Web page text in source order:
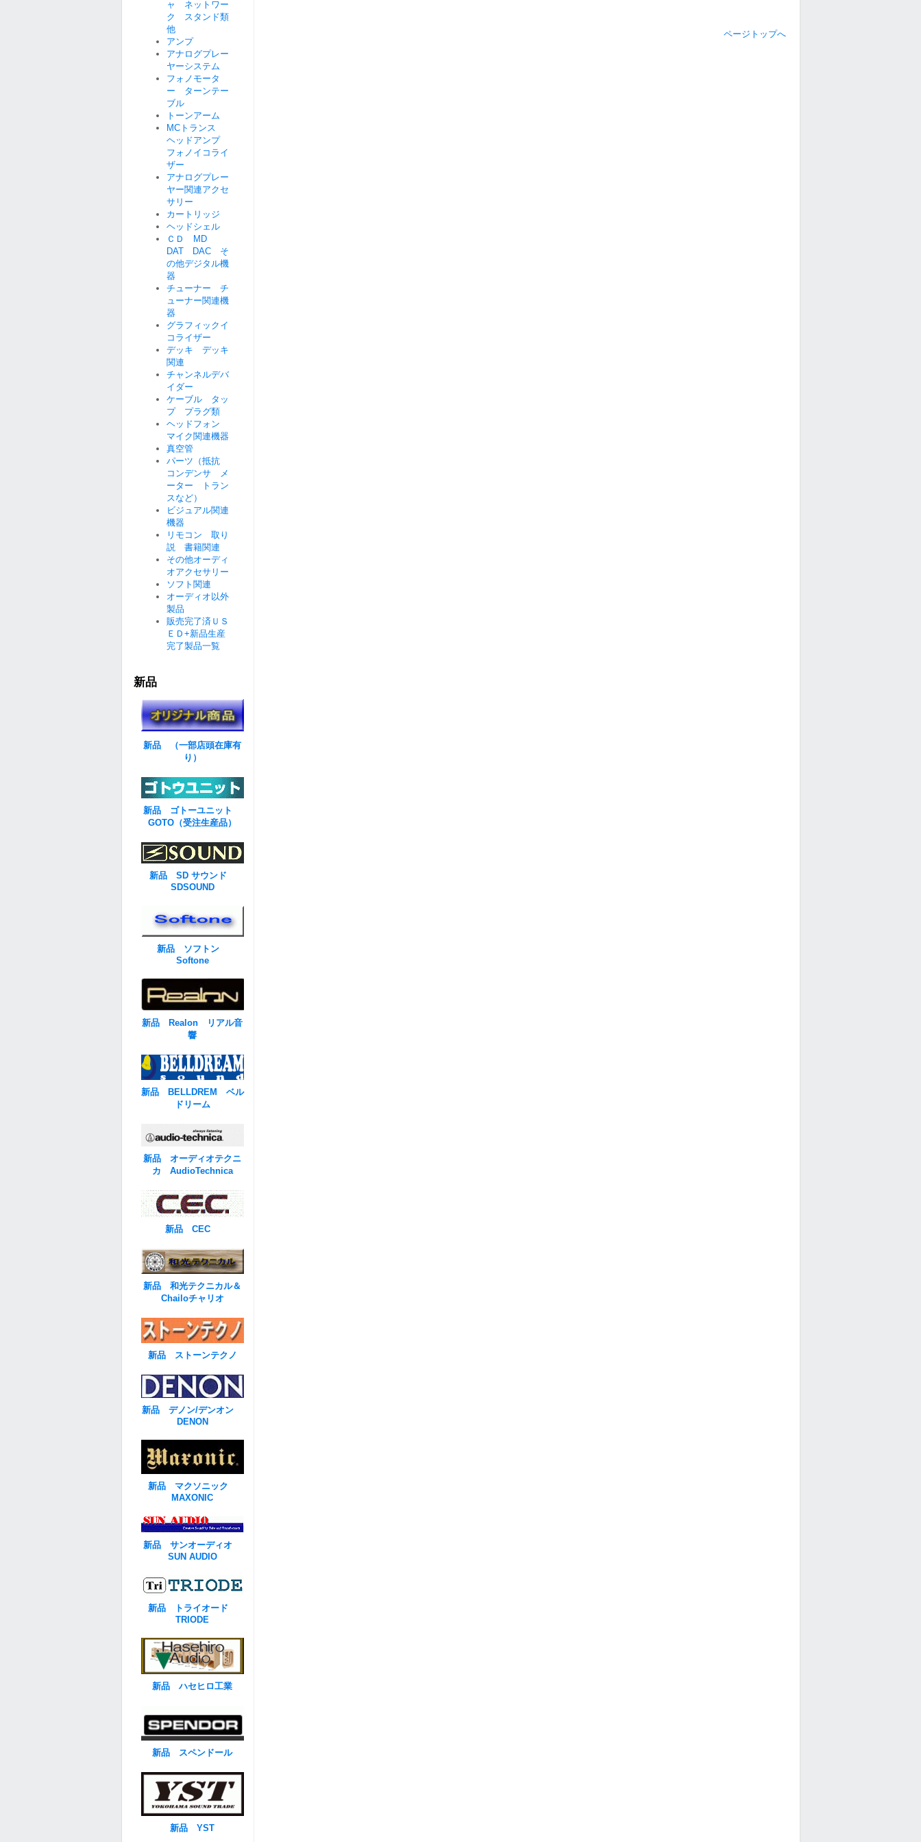
ページトップへ
ャ ネットワー
ク スタンド類
他
アンプ
アナログプレー
ヤーシステム
フォノモータ
ー ターンテー
ブル
トーンアーム
MCトランス
ヘッドアンプ
フォノイコライ
ザー
アナログプレー
ヤー関連アクセ
サリー
カートリッジ
ヘッドシェル
ＣＤ MD
DAT DAC そ
の他デジタル機
器
チューナー チ
ューナー関連機
器
グラフィックイ
コライザー
デッキ デッキ
関連
チャンネルデバ
イダー
ケーブル タッ
プ プラグ類
ヘッドフォン
マイク関連機器
真空管
パーツ（抵抗
コンデンサ メ
ーター トラン
スなど）
ビジュアル関連
機器
リモコン 取り
説 書籍関連
その他オーディ
オアクセサリー
ソフト関連
オーディオ以外
製品
販売完了済ＵＳ
ＥＤ+新品生産
完了製品一覧
新品
新品 （一部店頭在庫有
り）
新品 ゴトーユニット
GOTO（受注生産品）
新品 SD サウンド
SDSOUND
新品 ソフトン
Softone
新品 Realon リアル音
響
新品 BELLDREM ベル
ドリーム
新品 オーディオテクニ
カ AudioTechnica
新品 CEC
新品 和光テクニカル＆
Chailoチャリオ
新品 ストーンテクノ
新品 デノン/デンオン
DENON
新品 マクソニック
MAXONIC
新品 サンオーディオ
SUN AUDIO
新品 トライオード
TRIODE
新品 ハセヒロ工業
新品 スペンドール
新品 YST